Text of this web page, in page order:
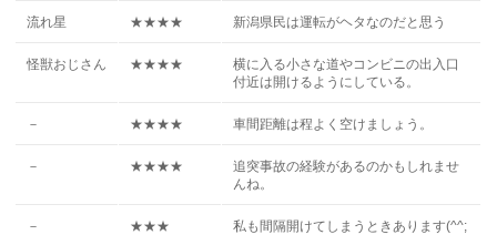
流れ星 ★★★★ 新潟県民は運転がヘタなのだと思う
怪獣おじさん ★★★★
横に入る小さな道やコンビニの出入口
付近は開けるようにしている。
－ ★★★★ 車間距離は程よく空けましょう。
－ ★★★★
追突事故の経験があるのかもしれませ
んね。
－ ★★★ 私も間隔開けてしまうときあります(^^;